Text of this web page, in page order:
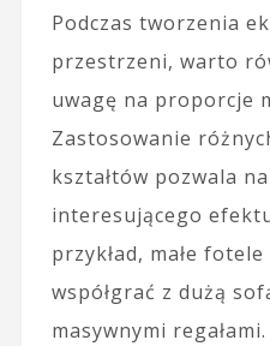
Podczas tworzenia
przestrzeni, warto
uwagę na proporcje
Zastosowanie
kształtów pozwala
interesującego
przykład, małe
współgrać z dużą
masywnymi regałami.